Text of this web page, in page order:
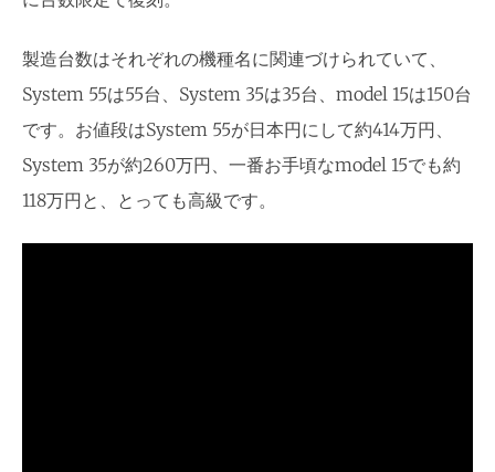
製造台数はそれぞれの機種名に関連づけられていて、
System 55は55台、System 35は35台、model 15は150台
です。お値段はSystem 55が日本円にして約414万円、
System 35が約260万円、一番お手頃なmodel 15でも約
118万円と、とっても高級です。